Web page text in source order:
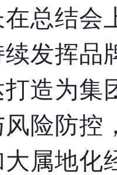
总结会
发挥品
造为集
险防控
属地化